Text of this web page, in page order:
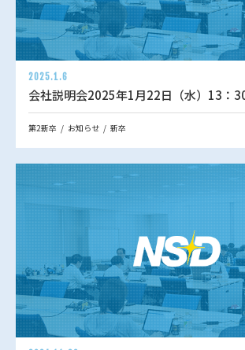
2025.1.6
会社説明会2025年1月22日（水）13：
第2新卒 お知らせ 新卒